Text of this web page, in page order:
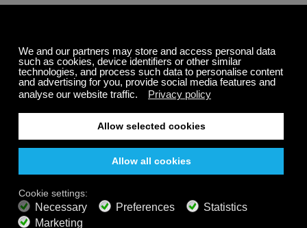
双耳节拍需求的放松音乐频道: 水平线(Horizons)、轻语天
使(Whispering Angel)和我的世界(My World)。每一条频
道都是为了让你能够处于休息和放松的状态。虽然这些频
道都是连续播放的，但它们的开始都是使用一些平静音
频，目的是降低你的心率，让你的大脑做好准备，这样你
就能收到完整的双耳节拍效果。
记住，由于双耳节拍会传递不同的音调到不同的耳朵，所
以最好使用高质量的立体声耳机来听，以获得最大的效
果。这里提供一些选购耳机的提示。